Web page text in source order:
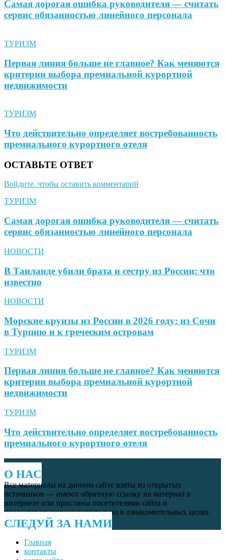
Самая дорогая ошибка руководителя — считать
сервис обязанностью линейного персонала
ТУРИЗМ
Первая линия больше не главное? Как меняются
критерии выбора премиальной курортной
недвижимости
ТУРИЗМ
Что действительно определяет востребованность
премиального курортного отеля
ОСТАВЬТЕ ОТВЕТ
Войдите, чтобы оставить комментарий
ТУРИЗМ
Самая дорогая ошибка руководителя — считать
сервис обязанностью линейного персонала
НОВОСТИ
В Таиланде убили брата и сестру из России: что
известно
НОВОСТИ
Морские круизы из России в 2026 году: из Сочи
в Турцию и к греческим островам
ТУРИЗМ
Первая линия больше не главное? Как меняются
критерии выбора премиальной курортной
недвижимости
ТУРИЗМ
Что действительно определяет востребованность
премиального курортного отеля
О НАС
Все материалы на данном сайте взяты из открытых
источников — имеют обратную ссылку на материал в
интернете или присланы посетителями сайта и
предоставляются исключительно в ознакомительных целях.
СЛЕДУЙ ЗА НАМИ
Главная
контакты